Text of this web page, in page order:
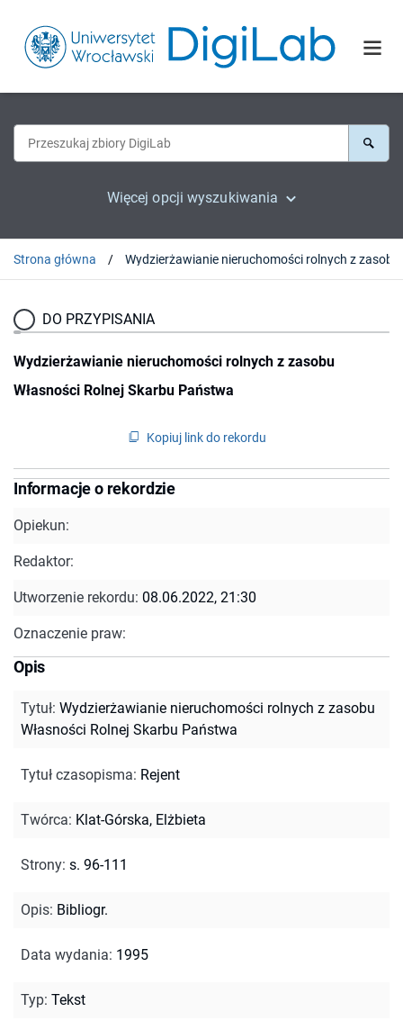
Więcej opcji wyszukiwania
Strona główna
DO PRZYPISANIA
Wydzierżawianie nieruchomości rolnych z zasobu
Własności Rolnej Skarbu Państwa
Kopiuj link do rekordu
Informacje o rekordzie
Opiekun:
Redaktor:
Utworzenie rekordu: 08.06.2022, 21:30
Oznaczenie praw:
Opis
Tytuł: Wydzierżawianie nieruchomości rolnych z zasobu
Własności Rolnej Skarbu Państwa
Tytuł czasopisma: Rejent
Twórca: Klat-Górska, Elżbieta
Strony: s. 96-111
Opis: Bibliogr.
Data wydania: 1995
Typ: Tekst